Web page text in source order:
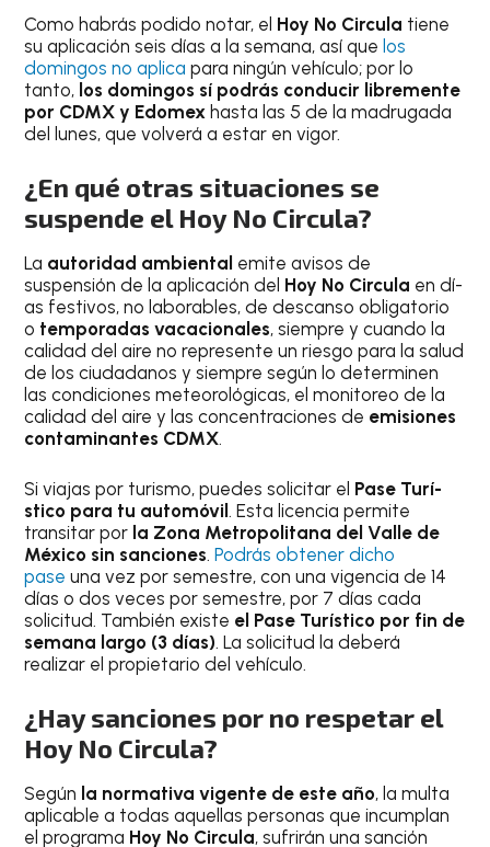
Como habrás podido notar, el Hoy No Circula tiene
su aplicación seis días a la semana, así que los
domingos no aplica para ningún vehículo; por lo
tanto, los domingos sí­ podrás conducir libremente
por CDMX y Edomex hasta las 5 de la madrugada
del lunes, que volverá a estar en vigor.
¿En qué otras situaciones se
suspende el Hoy No Circula?
La autoridad ambiental emite avisos de
suspensión de la aplicación del Hoy No Circula en dí­
as festivos, no laborables, de descanso obligatorio
o temporadas vacacionales, siempre y cuando la
calidad del aire no represente un riesgo para la salud
de los ciudadanos y siempre según lo determinen
las condiciones meteorológicas, el monitoreo de la
calidad del aire y las concentraciones de emisiones
contaminantes CDMX.
Si viajas por turismo, puedes solicitar el Pase Turí­
stico para tu automóvil. Esta licencia permite
transitar por la Zona Metropolitana del Valle de
México sin sanciones. Podrás obtener dicho
paseuna vez por semestre, con una vigencia de 14
dí­as o dos veces por semestre, por 7 dí­as cada
solicitud. También existe el Pase Turí­stico por fin de
semana largo (3 dí­as). La solicitud la deberá
realizar el propietario del vehí­culo.
¿Hay sanciones por no respetar el
Hoy No Circula?
Según la normativa vigente de este año, la multa
aplicable a todas aquellas personas que incumplan
el programa Hoy No Circula, sufrirán una sanción